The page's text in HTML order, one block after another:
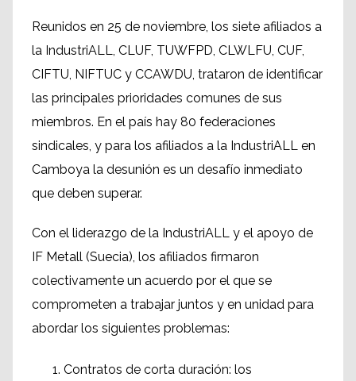
Reunidos en 25 de noviembre, los siete afiliados a
la IndustriALL, CLUF, TUWFPD, CLWLFU, CUF,
CIFTU, NIFTUC y CCAWDU, trataron de identificar
las principales prioridades comunes de sus
miembros. En el país hay 80 federaciones
sindicales, y para los afiliados a la IndustriALL en
Camboya la desunión es un desafío inmediato
que deben superar.
Con el liderazgo de la IndustriALL y el apoyo de
IF Metall (Suecia), los afiliados firmaron
colectivamente un acuerdo por el que se
comprometen a trabajar juntos y en unidad para
abordar los siguientes problemas:
Contratos de corta duración: los